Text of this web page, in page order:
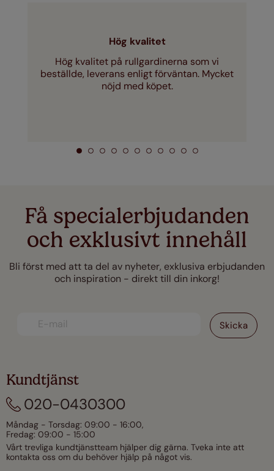
Hög kvalitet
Hög kvalitet på rullgardinerna som vi
beställde, leverans enligt förväntan. Mycket
nöjd med köpet.
Få specialerbjudanden
och exklusivt innehåll
Bli först med att ta del av nyheter, exklusiva erbjudanden
och inspiration - direkt till din inkorg!
Kundtjänst
020-0430300
Måndag - Torsdag: 09:00 - 16:00,
Fredag: 09:00 - 15:00
Vårt trevliga kundtjänstteam hjälper dig gärna. Tveka inte att
kontakta oss om du behöver hjälp på något vis.